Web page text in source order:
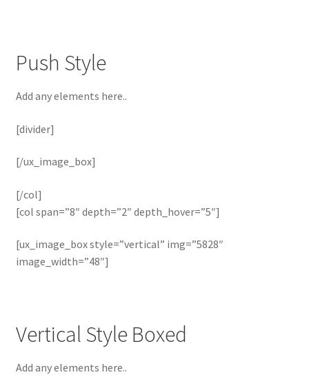
Push Style
Add any elements here..
[divider]
[/ux_image_box]
[/col]
[col span=”8″ depth=”2″ depth_hover=”5″]
[ux_image_box style=”vertical” img=”5828″
image_width=”48″]
Vertical Style Boxed
Add any elements here..